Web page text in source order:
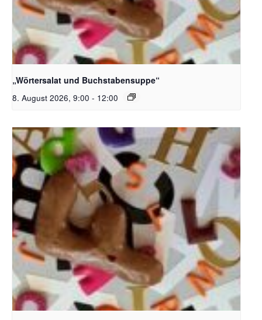
Bildquelle_ Pixabay Free_Christoph Meinersmann
„Wörtersalat und Buchstabensuppe“
8. August 2026, 9:00 - 12:00
Bildquelle_ Pixabay Free_Christoph Meinersmann